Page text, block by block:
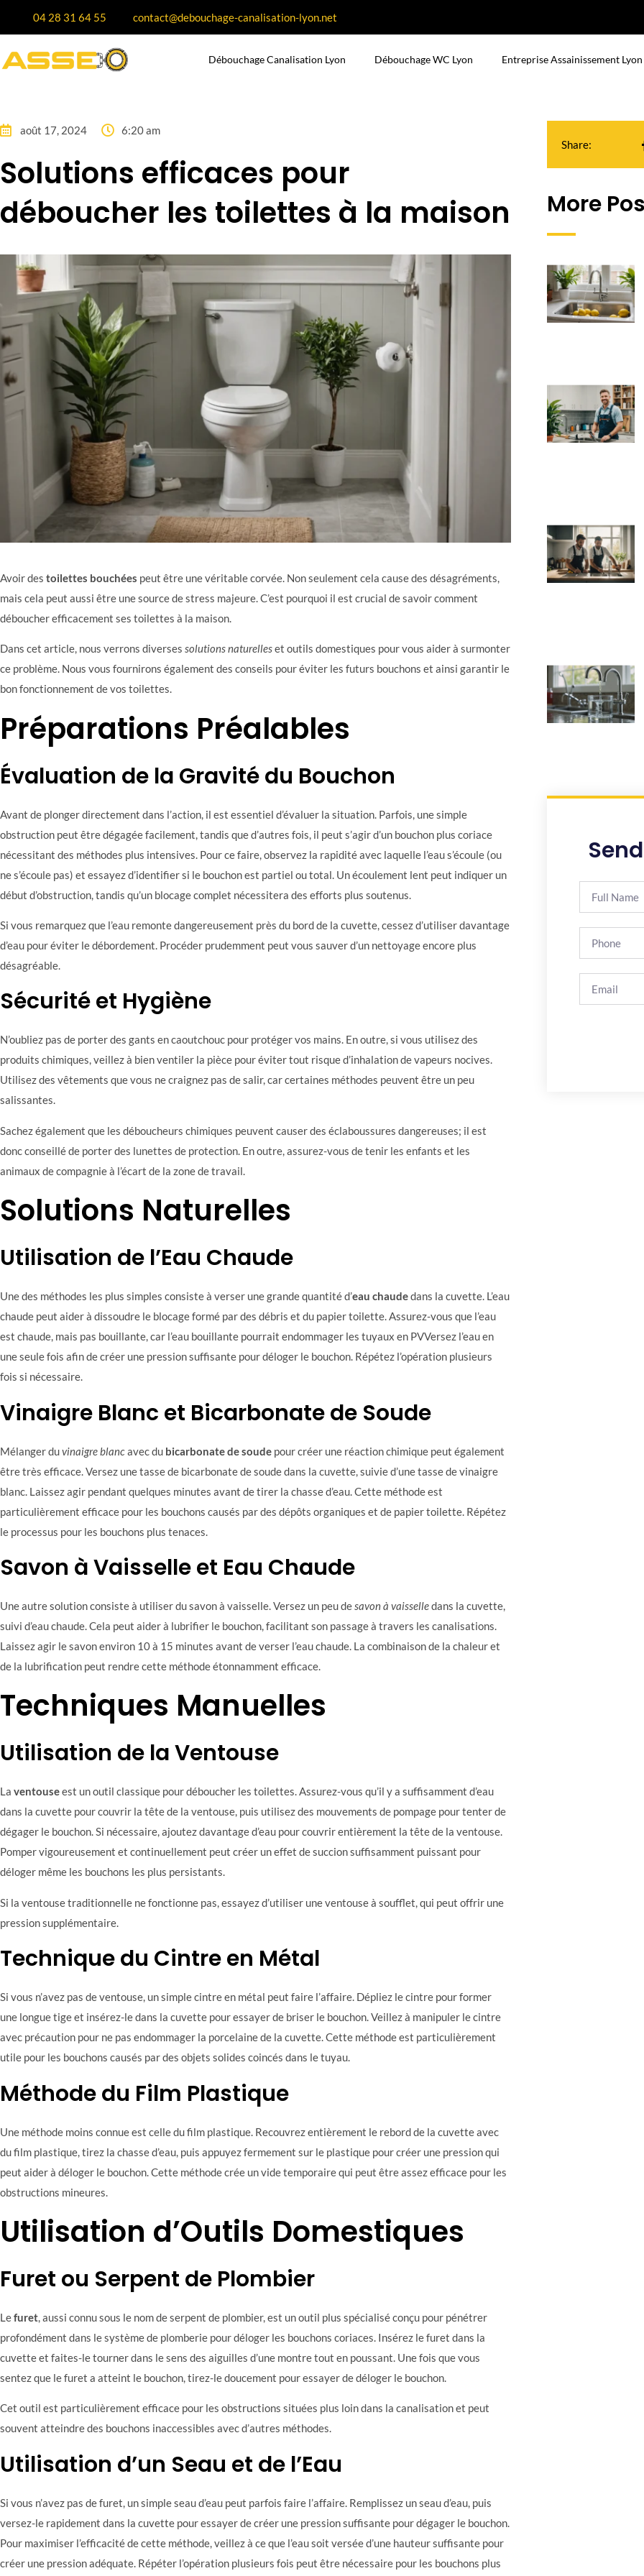
04 28 31 64 55 contact@debouchage-canalisation-lyon.net
Débouchage Canalisation Lyon Débouchage WC Lyon Entreprise Assainissement Lyon
août 17, 2024 6:20 am
Solutions efficaces pour
déboucher les toilettes à la maison
Avoir des toilettes bouchées peut être une véritable corvée. Non seulement cela cause des désagréments,
mais cela peut aussi être une source de stress majeure. C’est pourquoi il est crucial de savoir comment
déboucher efficacement ses toilettes à la maison.
Dans cet article, nous verrons diverses solutions naturelleset outils domestiques pour vous aider à surmonter
ce problème. Nous vous fournirons également des conseils pour éviter les futurs bouchons et ainsi garantir le
bon fonctionnement de vos toilettes.
Préparations Préalables
Évaluation de la Gravité du Bouchon
Avant de plonger directement dans l’action, il est essentiel d’évaluer la situation. Parfois, une simple
obstruction peut être dégagée facilement, tandis que d’autres fois, il peut s’agir d’un bouchon plus coriace
nécessitant des méthodes plus intensives. Pour ce faire, observez la rapidité avec laquelle l’eau s’écoule (ou
ne s’écoule pas) et essayez d’identifier si le bouchon est partiel ou total. Un écoulement lent peut indiquer un
début d’obstruction, tandis qu’un blocage complet nécessitera des efforts plus soutenus.
Si vous remarquez que l’eau remonte dangereusement près du bord de la cuvette, cessez d’utiliser davantage
d’eau pour éviter le débordement. Procéder prudemment peut vous sauver d’un nettoyage encore plus
désagréable.
Sécurité et Hygiène
N’oubliez pas de porter des gants en caoutchouc pour protéger vos mains. En outre, si vous utilisez des
produits chimiques, veillez à bien ventiler la pièce pour éviter tout risque d’inhalation de vapeurs nocives.
Utilisez des vêtements que vous ne craignez pas de salir, car certaines méthodes peuvent être un peu
salissantes.
Sachez également que les déboucheurs chimiques peuvent causer des éclaboussures dangereuses; il est
donc conseillé de porter des lunettes de protection. En outre, assurez-vous de tenir les enfants et les
animaux de compagnie à l’écart de la zone de travail.
Solutions Naturelles
Utilisation de l’Eau Chaude
Une des méthodes les plus simples consiste à verser une grande quantité d’eau chaudedans la cuvette. L’eau
chaude peut aider à dissoudre le blocage formé par des débris et du papier toilette. Assurez-vous que l’eau
est chaude, mais pas bouillante, car l’eau bouillante pourrait endommager les tuyaux en PVVersez l’eau en
une seule fois afin de créer une pression suffisante pour déloger le bouchon. Répétez l’opération plusieurs
fois si nécessaire.
Vinaigre Blanc et Bicarbonate de Soude
Mélanger duvinaigre blancavec du bicarbonate de soude pour créer une réaction chimique peut également
être très efficace. Versez une tasse de bicarbonate de soude dans la cuvette, suivie d’une tasse de vinaigre
blanc. Laissez agir pendant quelques minutes avant de tirer la chasse d’eau. Cette méthode est
particulièrement efficace pour les bouchons causés par des dépôts organiques et de papier toilette. Répétez
le processus pour les bouchons plus tenaces.
Savon à Vaisselle et Eau Chaude
Une autre solution consiste à utiliser du savon à vaisselle. Versez un peu desavon à vaisselledans la cuvette,
suivi d’eau chaude. Cela peut aider à lubrifier le bouchon, facilitant son passage à travers les canalisations.
Laissez agir le savon environ 10 à 15 minutes avant de verser l’eau chaude. La combinaison de la chaleur et
de la lubrification peut rendre cette méthode étonnamment efficace.
Techniques Manuelles
Utilisation de la Ventouse
La ventouseest un outil classique pour déboucher les toilettes. Assurez-vous qu’il y a suffisamment d’eau
dans la cuvette pour couvrir la tête de la ventouse, puis utilisez des mouvements de pompage pour tenter de
dégager le bouchon. Si nécessaire, ajoutez davantage d’eau pour couvrir entièrement la tête de la ventouse.
Pomper vigoureusement et continuellement peut créer un effet de succion suffisamment puissant pour
déloger même les bouchons les plus persistants.
Si la ventouse traditionnelle ne fonctionne pas, essayez d’utiliser une ventouse à soufflet, qui peut offrir une
pression supplémentaire.
Technique du Cintre en Métal
Si vous n’avez pas de ventouse, un simple cintre en métal peut faire l’affaire. Dépliez le cintre pour former
une longue tige et insérez-le dans la cuvette pour essayer de briser le bouchon. Veillez à manipuler le cintre
avec précaution pour ne pas endommager la porcelaine de la cuvette. Cette méthode est particulièrement
utile pour les bouchons causés par des objets solides coincés dans le tuyau.
Méthode du Film Plastique
Une méthode moins connue est celle du film plastique. Recouvrez entièrement le rebord de la cuvette avec
du film plastique, tirez la chasse d’eau, puis appuyez fermement sur le plastique pour créer une pression qui
peut aider à déloger le bouchon. Cette méthode crée un vide temporaire qui peut être assez efficace pour les
obstructions mineures.
Utilisation d’Outils Domestiques
Furet ou Serpent de Plombier
Lefuret, aussi connu sous le nom de serpent de plombier, est un outil plus spécialisé conçu pour pénétrer
profondément dans le système de plomberie pour déloger les bouchons coriaces. Insérez le furet dans la
cuvette et faites-le tourner dans le sens des aiguilles d’une montre tout en poussant. Une fois que vous
sentez que le furet a atteint le bouchon, tirez-le doucement pour essayer de déloger le bouchon.
Cet outil est particulièrement efficace pour les obstructions situées plus loin dans la canalisation et peut
souvent atteindre des bouchons inaccessibles avec d’autres méthodes.
Utilisation d’un Seau et de l’Eau
Si vous n’avez pas de furet, un simple seau d’eau peut parfois faire l’affaire. Remplissez un seau d’eau, puis
versez-le rapidement dans la cuvette pour essayer de créer une pression suffisante pour dégager le bouchon.
Pour maximiser l’efficacité de cette méthode, veillez à ce que l’eau soit versée d’une hauteur suffisante pour
créer une pression adéquate. Répéter l’opération plusieurs fois peut être nécessaire pour les bouchons plus
Share:
More